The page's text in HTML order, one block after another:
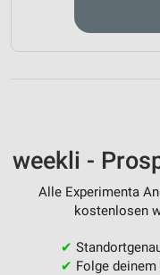
weekli -
Alle Experimenta
kostenlosen
✔
✔ Folge